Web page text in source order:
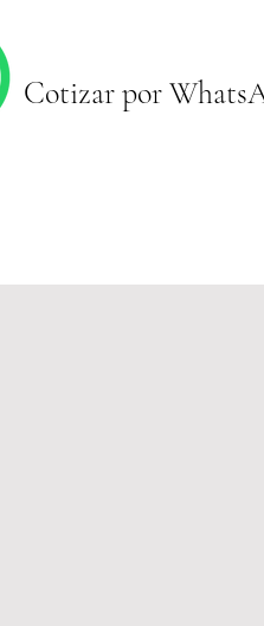
Cotizar por